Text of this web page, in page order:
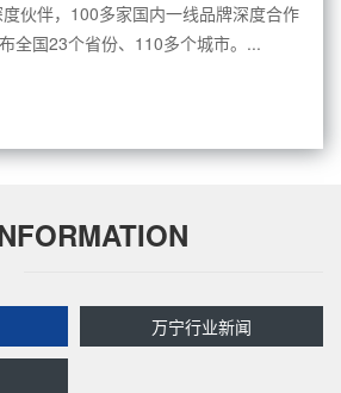
伙伴，100多家国内一线品牌深度合作
全国23个省份、110多个城市。...
万宁行业新闻